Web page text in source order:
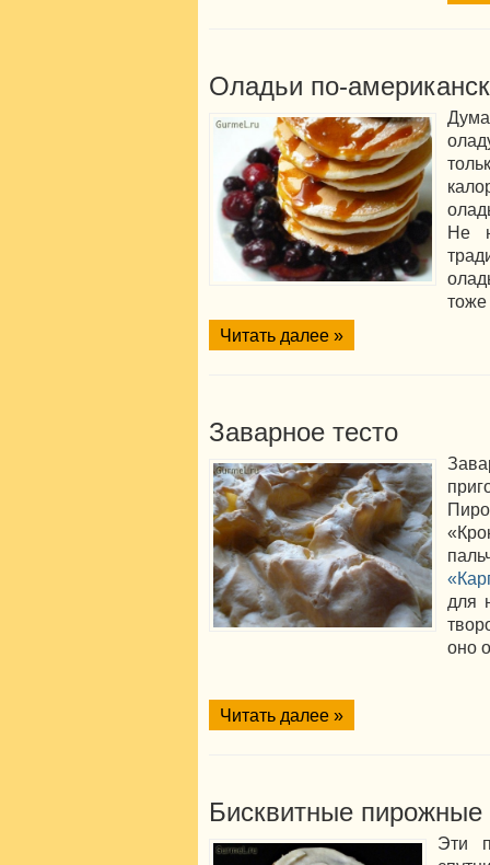
Оладьи по-
Не
тоже
Читать далее »
Заварное тесто
для
оно
Читать далее »
Бисквитные
Эти